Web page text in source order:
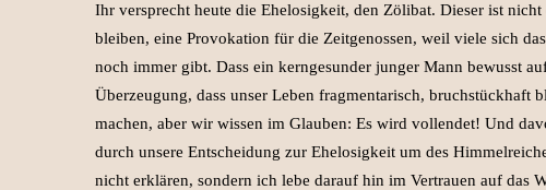
Ihr versprecht heute die Ehelosigkeit, den Zölibat. Dieser ist
bleiben, eine Provokation für die Zeitgenossen, weil viele sich
noch immer gibt. Dass ein kerngesunder junger Mann bewusst
Überzeugung, dass unser Leben fragmentarisch, bruchstückhaft
machen, aber wir wissen im Glauben: Es wird vollendet! Und
durch unsere Entscheidung zur Ehelosigkeit um des
nicht erklären, sondern ich lebe darauf hin im Vertrauen auf das